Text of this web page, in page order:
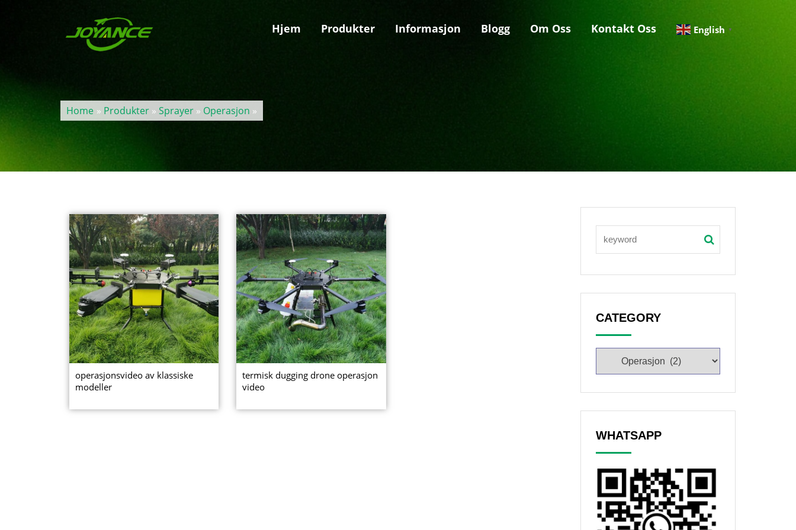
Hjem Produkter Informasjon Blogg Om Oss Kontakt Oss English ▼
Home » Produkter » Sprayer » Operasjon »
operasjonsvideo av klassiske
modeller
termisk dugging drone operasjon
video
CATEGORY
WHATSAPP